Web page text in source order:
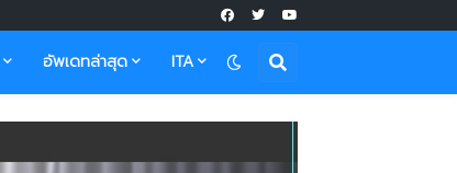
อัพเดทล่าสุด ITA